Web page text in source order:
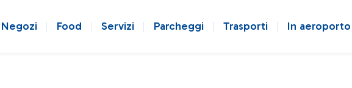
Negozi Food Servizi Parcheggi Trasporti In aeroporto